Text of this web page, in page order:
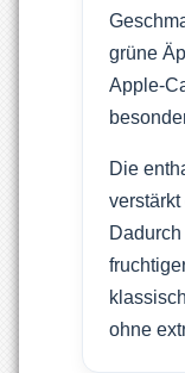
grüne
Apple-
Die
ohne